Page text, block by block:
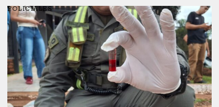
POLICIALES